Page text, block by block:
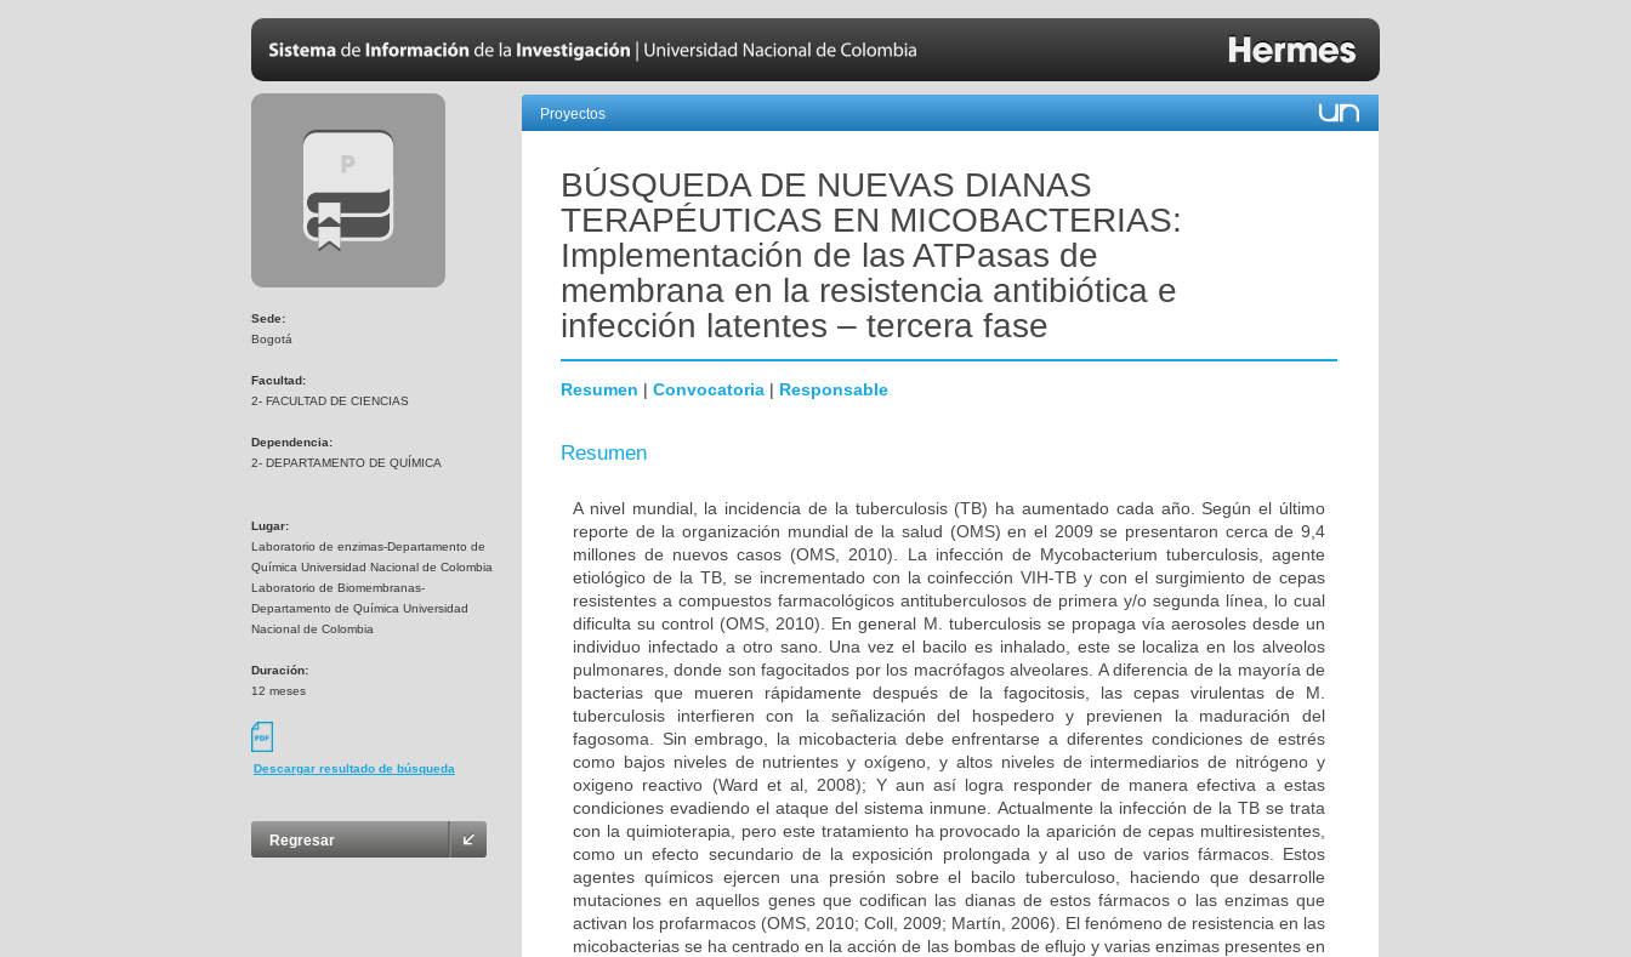
Sede:
Bogotá
Facultad:
2- FACULTAD DE CIENCIAS
Dependencia:
2- DEPARTAMENTO DE QUÍMICA
Lugar:
Laboratorio de enzimas-Departamento de
Química Universidad Nacional de Colombia
Laboratorio de Biomembranas-
Departamento de Química Universidad
Nacional de Colombia
Duración:
12 meses
Descargar resultado de búsqueda
Regresar
Proyectos
BÚSQUEDA DE NUEVAS DIANAS
TERAPÉUTICAS EN MICOBACTERIAS:
Implementación de las ATPasas de
membrana en la resistencia antibiótica e
infección latentes – tercera fase
Resumen | Convocatoria | Responsable
Resumen
A nivel mundial, la incidencia de la tuberculosis (TB) ha aumentado cada año. Según el último
reporte de la organización mundial de la salud (OMS) en el 2009 se presentaron cerca de 9,4
millones de nuevos casos (OMS, 2010). La infección de Mycobacterium tuberculosis, agente
etiológico de la TB, se incrementado con la coinfección VIH-TB y con el surgimiento de cepas
resistentes a compuestos farmacológicos antituberculosos de primera y/o segunda línea, lo cual
dificulta su control (OMS, 2010). En general M. tuberculosis se propaga vía aerosoles desde un
individuo infectado a otro sano. Una vez el bacilo es inhalado, este se localiza en los alveolos
pulmonares, donde son fagocitados por los macrófagos alveolares. A diferencia de la mayoría de
bacterias que mueren rápidamente después de la fagocitosis, las cepas virulentas de M.
tuberculosis interfieren con la señalización del hospedero y previenen la maduración del
fagosoma. Sin embrago, la micobacteria debe enfrentarse a diferentes condiciones de estrés
como bajos niveles de nutrientes y oxígeno, y altos niveles de intermediarios de nitrógeno y
oxigeno reactivo (Ward et al, 2008); Y aun así logra responder de manera efectiva a estas
condiciones evadiendo el ataque del sistema inmune. Actualmente la infección de la TB se trata
con la quimioterapia, pero este tratamiento ha provocado la aparición de cepas multiresistentes,
como un efecto secundario de la exposición prolongada y al uso de varios fármacos. Estos
agentes químicos ejercen una presión sobre el bacilo tuberculoso, haciendo que desarrolle
mutaciones en aquellos genes que codifican las dianas de estos fármacos o las enzimas que
activan los profarmacos (OMS, 2010; Coll, 2009; Martín, 2006). El fenómeno de resistencia en las
micobacterias se ha centrado en la acción de las bombas de eflujo y varias enzimas presentes en